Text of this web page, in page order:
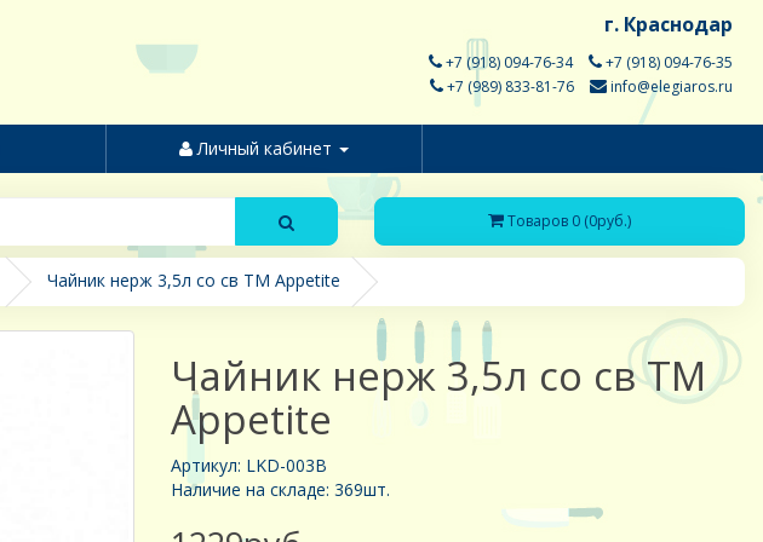
г. Краснодар
+7 (918) 094-76-34
+7 (918) 094-76-35
+7 (989) 833-81-76
info@elegiaros.ru
Личный кабинет
Товаров 0 (0руб.)
Чайник нерж 3,5л со св TM Appetite
Чайник нерж 3,5л со св TM
Appetite
Артикул: LKD-003B
Наличие на складе: 369шт.